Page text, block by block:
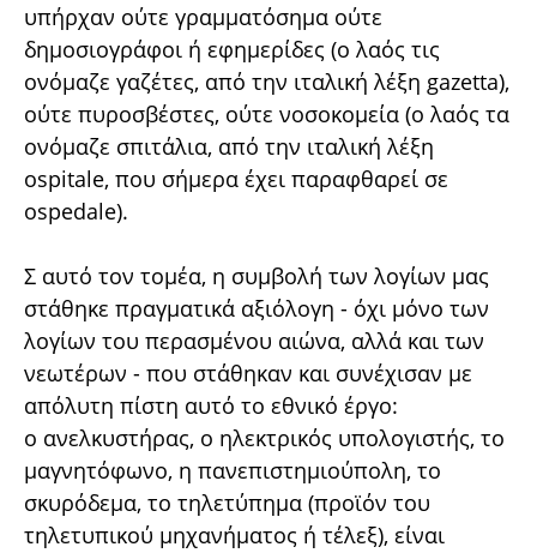
υπήρχαν ούτε γραμματόσημα ούτε
δημοσιογράφοι ή εφημερίδες (ο λαός τις
ονόμαζε γαζέτες, από την ιταλική λέξη gazetta),
ούτε πυροσβέστες, ούτε νοσοκομεία (ο λαός τα
ονόμαζε σπιτάλια, από την ιταλική λέξη
ospitale, που σήμερα έχει παραφθαρεί σε
ospedale).
Σ αυτό τον τομέα, η συμβολή των λογίων μας
στάθηκε πραγματικά αξιόλογη - όχι μόνο των
λογίων του περασμένου αιώνα, αλλά και των
νεωτέρων - που στάθηκαν και συνέχισαν με
απόλυτη πίστη αυτό το εθνικό έργο:
ο ανελκυστήρας, ο ηλεκτρικός υπολογιστής, το
μαγνητόφωνο, η πανεπιστημιούπολη, το
σκυρόδεμα, το τηλετύπημα (προϊόν του
τηλετυπικού μηχανήματος ή τέλεξ), είναι